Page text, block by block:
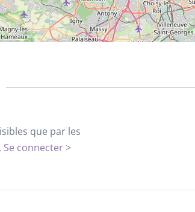
que par les
Se connecter >